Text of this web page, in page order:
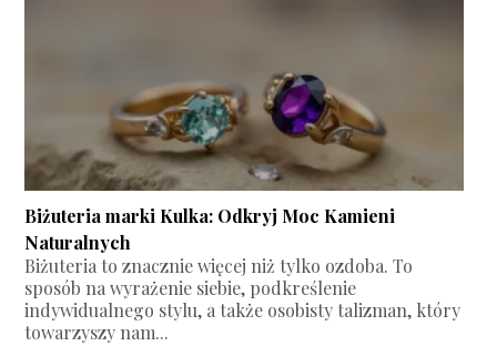
Biżuteria marki Kulka: Odkryj Moc Kamieni
Naturalnych
Biżuteria to znacznie więcej niż tylko ozdoba. To
sposób na wyrażenie siebie, podkreślenie
indywidualnego stylu, a także osobisty talizman, który
towarzyszy nam...